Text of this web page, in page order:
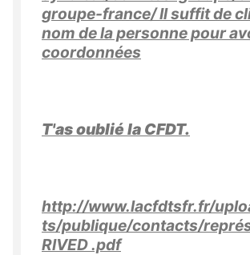
groupe-france/ Il suffit de
nom de la personne pour
coordonnées
T'as oublié la CFDT.
http://www.lacfdtsfr.fr/
ts/publique/contacts/
RIVED .pdf